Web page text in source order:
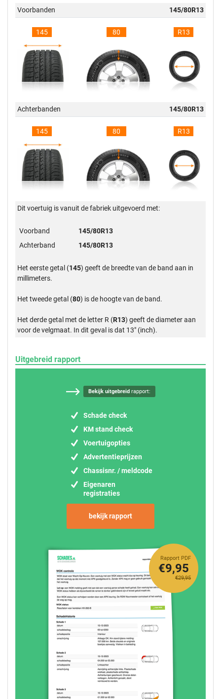
Voorbanden 145/80R13
145 80 R13
Achterbanden 145/80R13
145 80 R13
Dit voertuig is vanuit de fabriek uitgevoerd met:
Voorband
145/80R13
Achterband
145/80R13
Het eerste getal (145) geeft de breedte van de band aan in
millimeters.
Het tweede getal (80) is de hoogte van de band.
Het derde getal met de letter R (R13) geeft de diameter aan
voor de velgmaat. In dit geval is dat 13" (inch).
Uitgebreid rapport
Bekijk uitgebreid rapport:
Schade check
KM stand check
Voertuigopties
Advertentieprijzen
Chassisnr. / meldcode
Eigenaren
registraties
bekijk rapport
Rapport PDF
€29,95
€9,95